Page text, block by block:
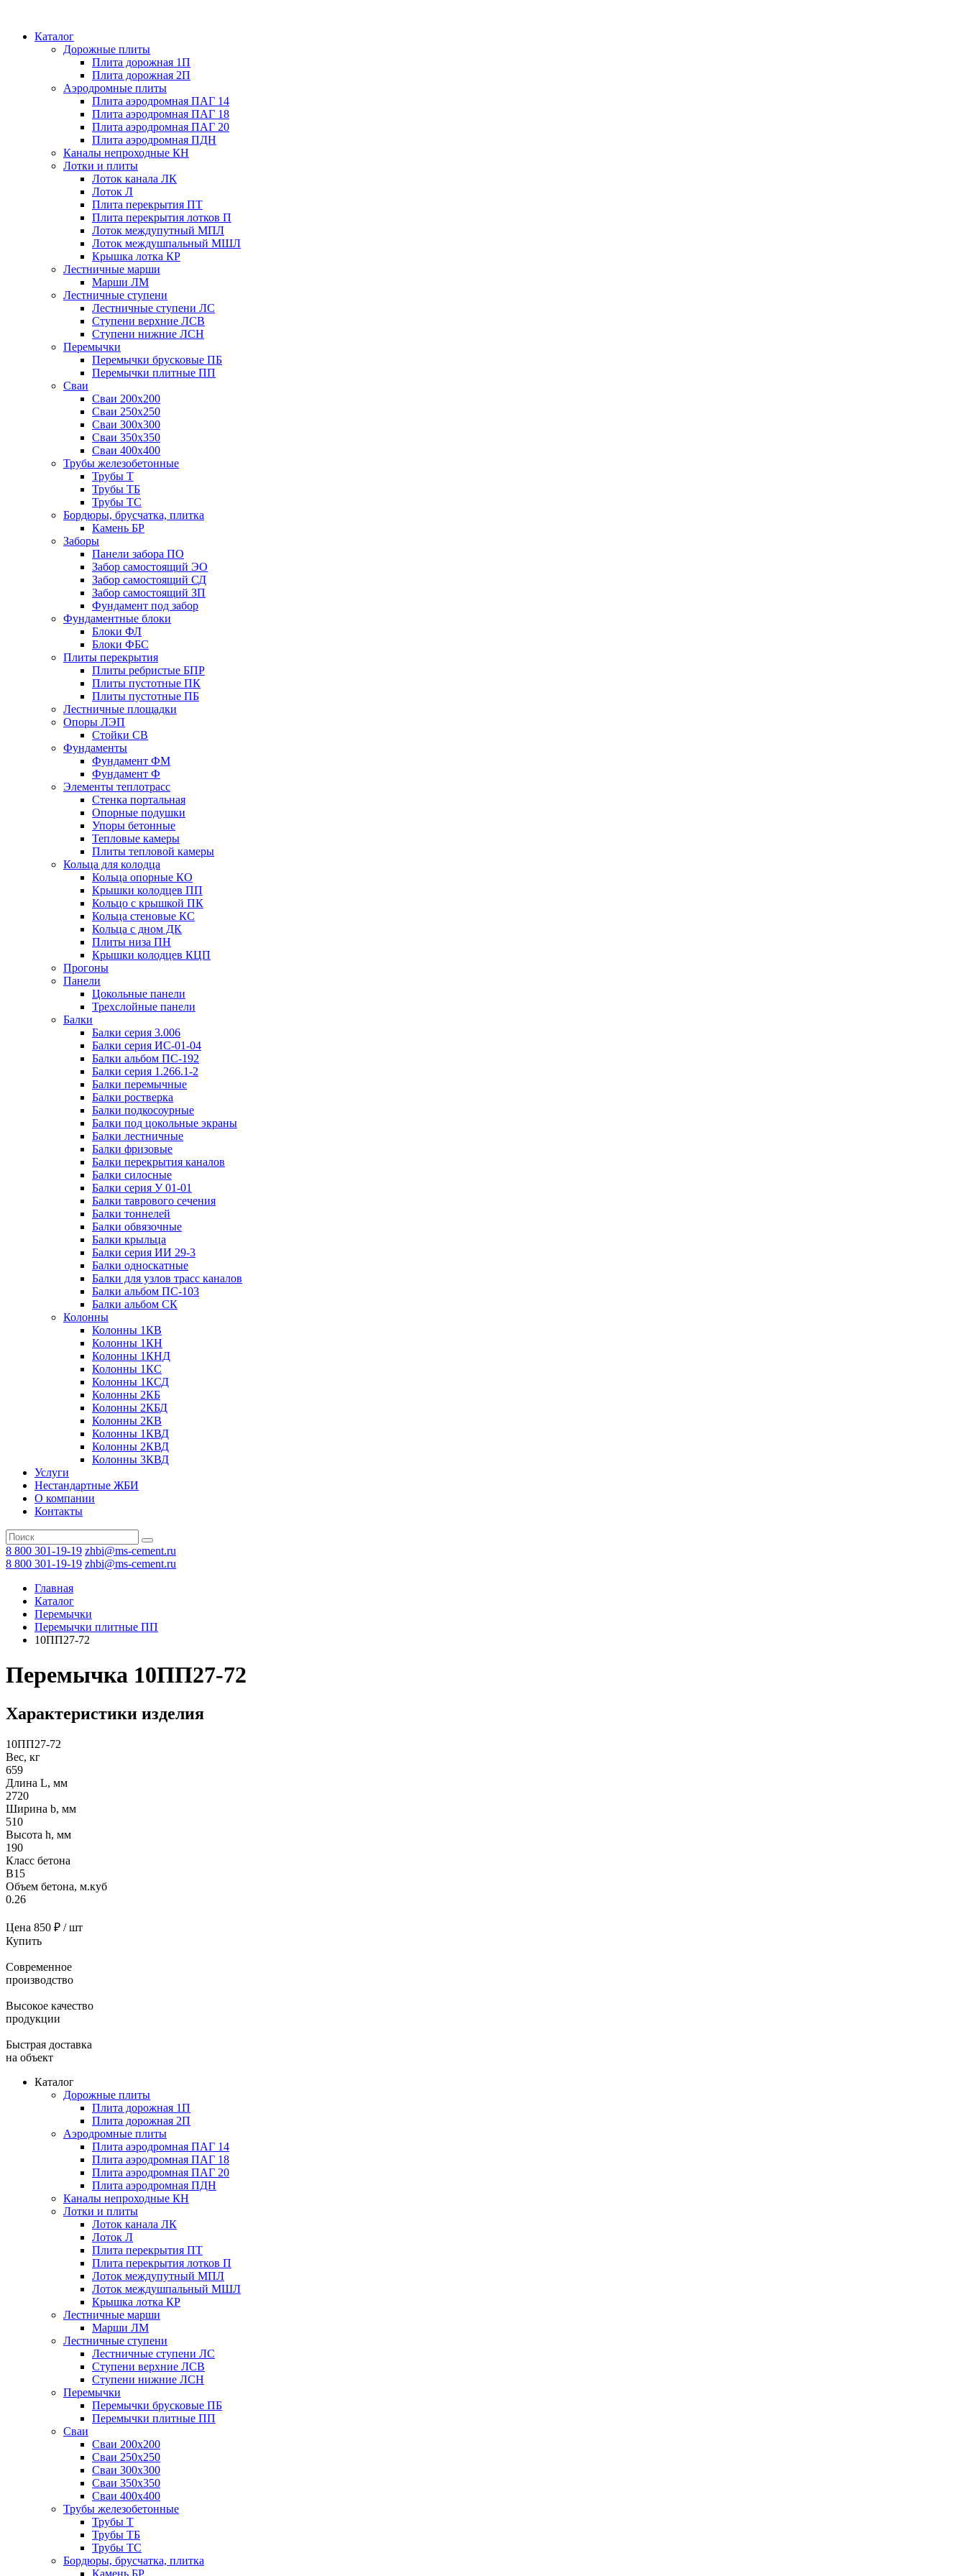
Каталог
Дорожные плиты
Плита дорожная 1П
Плита дорожная 2П
Аэродромные плиты
Плита аэродромная ПАГ 14
Плита аэродромная ПАГ 18
Плита аэродромная ПАГ 20
Плита аэродромная ПДН
Каналы непроходные КН
Лотки и плиты
Лоток канала ЛК
Лоток Л
Плита перекрытия ПТ
Плита перекрытия лотков П
Лоток междупутный МПЛ
Лоток междушпальный МШЛ
Крышка лотка КР
Лестничные марши
Марши ЛМ
Лестничные ступени
Лестничные ступени ЛС
Ступени верхние ЛСВ
Ступени нижние ЛСН
Перемычки
Перемычки брусковые ПБ
Перемычки плитные ПП
Сваи
Сваи 200х200
Сваи 250х250
Сваи 300х300
Сваи 350х350
Сваи 400х400
Трубы железобетонные
Трубы Т
Трубы ТБ
Трубы ТС
Бордюры, брусчатка, плитка
Камень БР
Заборы
Панели забора ПО
Забор самостоящий ЭО
Забор самостоящий СД
Забор самостоящий ЗП
Фyндамент под забор
Фундаментные блоки
Блоки ФЛ
Блоки ФБС
Плиты перекрытия
Плиты ребристые БПР
Плиты пустотные ПК
Плиты пустотные ПБ
Лестничные площадки
Опоры ЛЭП
Стойки СВ
Фундаменты
Фyндамент ФМ
Фyндамент Ф
Элементы теплотрасс
Стенка портальная
Опорные подушки
Упоры бетонные
Тепловые камеры
Плиты тепловой камеры
Кольца для колодца
Кольца опорные КО
Крышки колодцев ПП
Кольцо с крышкой ПК
Кольца стеновые КС
Кольца с дном ДК
Плиты низа ПН
Крышки колодцев КЦП
Прогоны
Панели
Цокольные панели
Трехслойные панели
Балки
Балки серия 3.006
Балки серия ИС-01-04
Балки альбом ПС-192
Балки серия 1.266.1-2
Балки перемычные
Балки ростверка
Балки подкосоурные
Балки под цокольные экраны
Балки лестничные
Балки фризовые
Балки перекрытия каналов
Балки силосные
Балки серия У 01-01
Балки таврового сечения
Балки тоннелей
Балки обвязочные
Балки крыльца
Балки серия ИИ 29-3
Балки односкатные
Балки для узлов трасс каналов
Балки альбом ПС-103
Балки альбом СК
Колонны
Колонны 1КВ
Колонны 1КН
Колонны 1КНД
Колонны 1КС
Колонны 1КСД
Колонны 2КБ
Колонны 2КБД
Колонны 2КВ
Колонны 1КВД
Колонны 2КВД
Колонны 3КВД
Услуги
Нестандартные ЖБИ
О компании
Контакты
8 800 301-19-19 zhbi@ms-cement.ru
8 800 301-19-19 zhbi@ms-cement.ru
Главная
Каталог
Перемычки
Перемычки плитные ПП
10ПП27-72
Перемычка 10ПП27-72
Характеристики изделия
10ПП27-72
Вес, кг
659
Длина L, мм
2720
Ширина b, мм
510
Высота h, мм
190
Класс бетона
В15
Объем бетона, м.куб
0.26
Цена 850 ₽ / шт
Купить
Современное
производство
Высокое качество
продукции
Быстрая доставка
на объект
Каталог
Дорожные плиты
Плита дорожная 1П
Плита дорожная 2П
Аэродромные плиты
Плита аэродромная ПАГ 14
Плита аэродромная ПАГ 18
Плита аэродромная ПАГ 20
Плита аэродромная ПДН
Каналы непроходные КН
Лотки и плиты
Лоток канала ЛК
Лоток Л
Плита перекрытия ПТ
Плита перекрытия лотков П
Лоток междупутный МПЛ
Лоток междушпальный МШЛ
Крышка лотка КР
Лестничные марши
Марши ЛМ
Лестничные ступени
Лестничные ступени ЛС
Ступени верхние ЛСВ
Ступени нижние ЛСН
Перемычки
Перемычки брусковые ПБ
Перемычки плитные ПП
Сваи
Сваи 200х200
Сваи 250х250
Сваи 300х300
Сваи 350х350
Сваи 400х400
Трубы железобетонные
Трубы Т
Трубы ТБ
Трубы ТС
Бордюры, брусчатка, плитка
Камень БР